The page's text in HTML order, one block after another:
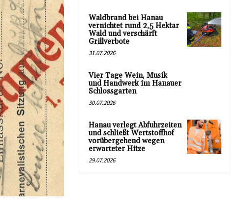
Waldbrand bei Hanau
vernichtet rund 2,5 Hektar
Wald und verschärft
Grillverbote
31.07.2026
Vier Tage Wein, Musik
und Handwerk im Hanauer
Schlossgarten
30.07.2026
Hanau verlegt Abfuhrzeiten
und schließt Wertstoffhof
vorübergehend wegen
erwarteter Hitze
29.07.2026